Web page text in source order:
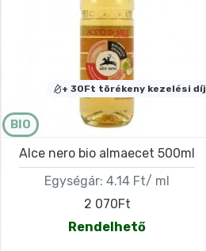
BIO
+ 30Ft törékeny kezelési díj
Egységár: 4.14 Ft/ ml
Alce nero bio almaecet 500ml
2 070Ft
Rendelhető